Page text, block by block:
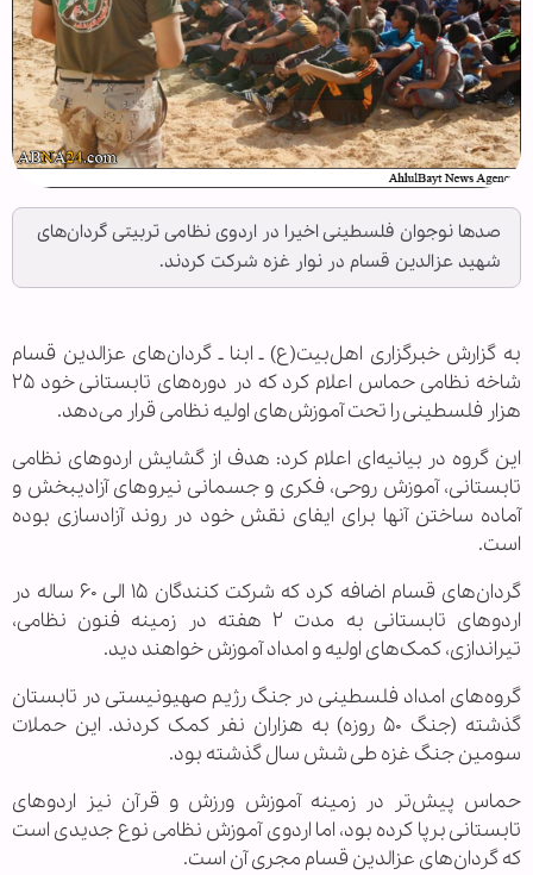
صدها نوجوان فلسطینی اخیرا در اردوی نظامی تربیتی گردان‌های
شهید عزالدین قسام در نوار غزه شرکت کردند.
به گزارش خبرگزاری اهل‌بیت(ع) ـ ابنا ـ گردان‌های عزالدین قسام
شاخه نظامی حماس اعلام کرد که در دوره‌های تابستانی خود ۲۵
هزار فلسطینی را تحت آموزش‌های اولیه نظامی قرار می‌دهد.
این گروه در بیانیه‌ای اعلام کرد: هدف از گشایش اردوهای نظامی
تابستانی، آموزش روحی، فکری و جسمانی نیروهای آزادیبخش و
آماده ساختن آنها برای ایفای نقش خود در روند آزادسازی بوده
است.
گردان‌های قسام اضافه کرد که شرکت کنندگان ۱۵ الی ۶۰ ساله در
اردوهای تابستانی به مدت ۲ هفته در زمینه فنون نظامی،
تیراندازی، کمک‌های اولیه و امداد آموزش خواهند دید.
گروه‌های امداد فلسطینی در جنگ رژیم صهیونیستی در تابستان
گذشته (جنگ ۵۰ روزه) به هزاران نفر کمک کردند. این حملات
سومین جنگ غزه طی شش سال گذشته بود.
حماس پیش‌تر در زمینه آموزش ورزش و قرآن نیز اردوهای
تابستانی برپا کرده بود، اما اردوی آموزش نظامی نوع جدیدی است
که گردان‌های عزالدین قسام مجری آن است.